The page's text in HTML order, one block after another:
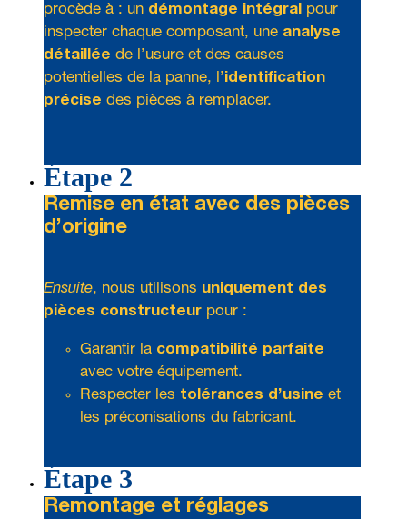
procède à : un démontage intégral pour
inspecter chaque composant, une analyse
détaillée de l’usure et des causes
potentielles de la panne, l’identification
précise des pièces à remplacer.
Étape 2
Remise en état avec des pièces
d’origine
Ensuite, nous utilisons uniquement des
pièces constructeur pour :
Garantir la compatibilité parfaite
avec votre équipement.
Respecter les tolérances d’usine et
les préconisations du fabricant.
Étape 3
Remontage et réglages